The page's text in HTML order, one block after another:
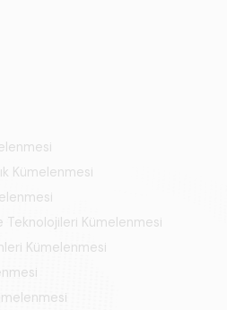
Kümelenmesi
Teknolojileri Kümelenmesi
Kümelenmesi